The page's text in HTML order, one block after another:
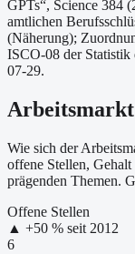
GPTs“, Science 384
amtlichen
(Näherung);
ISCO-08 der Statistik
07-29.
Wie sich der
offene Stellen,
prägenden Themen.
Offene Stellen
▲ +50 % seit 2012
6